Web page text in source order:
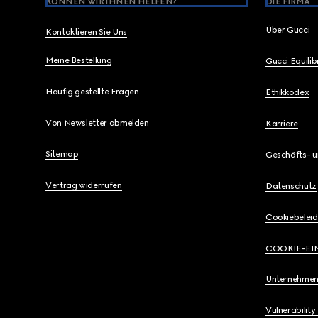
Kontaktieren Sie Uns
Meine Bestellung
Häufig gestellte Fragen
Von Newsletter abmelden
Sitemap
Vertrag widerrufen
Über Gucci
Gucci
Ethikkodex
Karriere
Geschäfts-
Datenschutz
Cookiebeleid
COOKIE-
Vulnerability